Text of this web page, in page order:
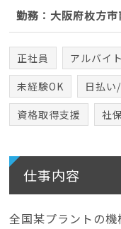
勤務：大阪府枚方
正社員 アルバイ
未経験OK
日払い
資格取得支援
社
仕事内容
全国某プラントの